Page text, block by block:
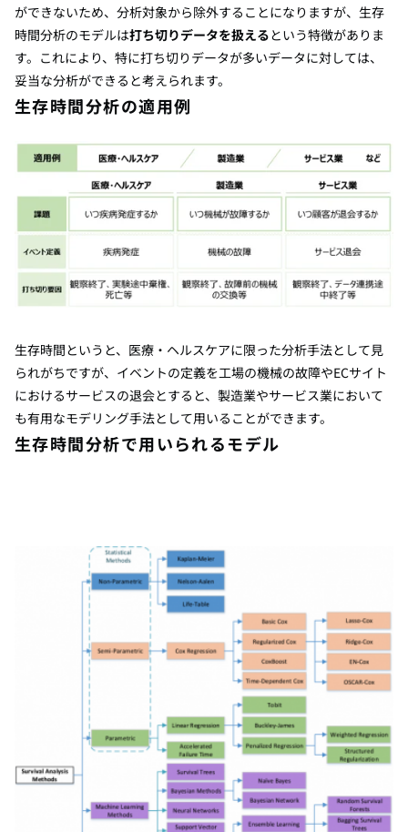
ができないため、分析対象から除外することになりますが、生存
時間分析のモデルは打ち切りデータを扱えるという特徴がありま
す。これにより、特に打ち切りデータが多いデータに対しては、
妥当な分析ができると考えられます。
生存時間分析の適用例
生存時間というと、医療・ヘルスケアに限った分析手法として見
られがちですが、イベントの定義を工場の機械の故障やECサイト
におけるサービスの退会とすると、製造業やサービス業において
も有用なモデリング手法として用いることができます。
生存時間分析で用いられるモデル